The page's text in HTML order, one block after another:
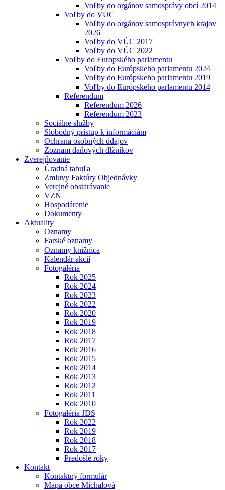
Voľby do orgánov samosprávy obcí 2014
Voľby do VÚC
Voľby do orgánov samosprávnych krajov
2026
Voľby do VÚC 2017
Voľby do VÚC 2022
Voľby do Europského parlamentu
Voľby do Európskeho parlamentu 2024
Voľby do Európskeho parlamentu 2019
Voľby do Európskeho parlamentu 2014
Referendum
Referendum 2026
Referendum 2023
Sociálne služby
Slobodný prístup k informáciám
Ochrana osobných údajov
Zoznam daňových dlžníkov
Zverejňovanie
Úradná tabuľa
Zmluvy Faktúry Objednávky
Verejné obstarávanie
VZN
Hospodárenie
Dokumenty
Aktuality
Oznamy
Farské oznamy
Oznamy knižnica
Kalendár akcií
Fotogaléria
Rok 2025
Rok 2024
Rok 2023
Rok 2022
Rok 2020
Rok 2019
Rok 2018
Rok 2017
Rok 2016
Rok 2015
Rok 2014
Rok 2013
Rok 2012
Rok 2011
Rok 2010
Fotogaléria JDS
Rok 2022
Rok 2019
Rok 2018
Rok 2017
Predošlé roky
Kontakt
Kontaktný formulár
Mapa obce Michalová